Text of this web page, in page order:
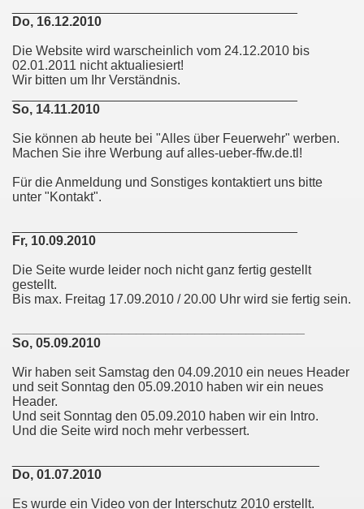
Do, 16.12.2010
Die Website wird warscheinlich vom 24.12.2010 bis
02.01.2011 nicht aktualiesiert!
Wir bitten um Ihr Verständnis.
So, 14.11.2010
Sie können ab heute bei "Alles über Feuerwehr" werben.
Machen Sie ihre Werbung auf alles-ueber-ffw.de.tl!
Für die Anmeldung und Sonstiges kontaktiert uns bitte
unter "Kontakt".
Fr, 10.09.2010
Die Seite wurde leider noch nicht ganz fertig gestellt
gestellt.
Bis max. Freitag 17.09.2010 / 20.00 Uhr wird sie fertig sein.
So, 05.09.2010
Wir haben seit Samstag den 04.09.2010 ein neues Header
und seit Sonntag den 05.09.2010 haben wir ein neues
Header.
Und seit Sonntag den 05.09.2010 haben wir ein Intro.
Und die Seite wird noch mehr verbessert.
Do, 01.07.2010
Es wurde ein Video von der Interschutz 2010 erstellt.